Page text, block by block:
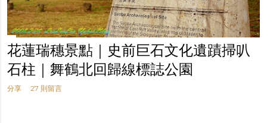
花蓮瑞穗景點｜史前巨石文化遺蹟掃叭
石柱｜舞鶴北回歸線標誌公園
分享 27 則留言